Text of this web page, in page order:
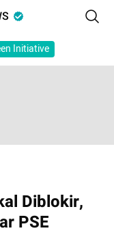
Initiative
Diblokir,
PSE